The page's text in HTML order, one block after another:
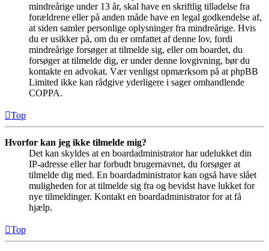
mindreårige under 13 år, skal have en skriftlig tilladelse fra
forældrene eller på anden måde have en legal godkendelse af,
at siden samler personlige oplysninger fra mindreårige. Hvis
du er usikker på, om du er omfattet af denne lov, fordi
mindreårige forsøger at tilmelde sig, eller om boardet, du
forsøger at tilmelde dig, er under denne lovgivning, bør du
kontakte en advokat. Vær venligst opmærksom på at phpBB
Limited ikke kan rådgive yderligere i sager omhandlende
COPPA.
Top
Hvorfor kan jeg ikke tilmelde mig?
Det kan skyldes at en boardadministrator har udelukket din
IP-adresse eller har forbudt brugernavnet, du forsøger at
tilmelde dig med. En boardadministrator kan også have slået
muligheden for at tilmelde sig fra og bevidst have lukket for
nye tilmeldinger. Kontakt en boardadministrator for at få
hjælp.
Top